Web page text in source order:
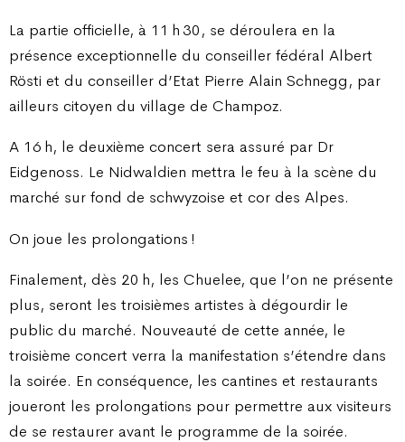
La partie officielle, à 11 h 30, se déroulera en la
présence exceptionnelle du conseiller fédéral Albert
Rösti et du conseiller d’Etat Pierre Alain Schnegg, par
ailleurs citoyen du village de Champoz.
A 16 h, le deuxième concert sera assuré par Dr
Eidgenoss. Le Nidwaldien mettra le feu à la scène du
marché sur fond de schwyzoise et cor des Alpes.
On joue les prolongations !
Finalement, dès 20 h, les Chuelee, que l’on ne présente
plus, seront les troisièmes artistes à dégourdir le
public du marché. Nouveauté de cette année, le
troisième concert verra la manifestation s’étendre dans
la soirée. En conséquence, les cantines et restaurants
joueront les prolongations pour permettre aux visiteurs
de se restaurer avant le programme de la soirée.